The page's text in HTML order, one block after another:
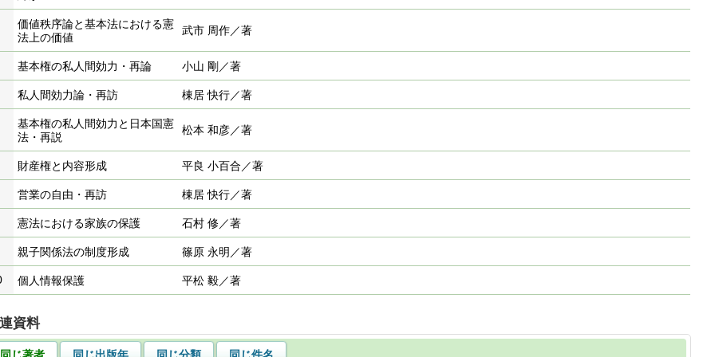
価値秩序論と基本法における憲
法上の価値
武市 周作／著
基本権の私人間効力・再論 小山 剛／著
私人間効力論・再訪 棟居 快行／著
基本権の私人間効力と日本国憲
法・再説
松本 和彦／著
財産権と内容形成 平良 小百合／著
営業の自由・再訪 棟居 快行／著
憲法における家族の保護 石村 修／著
親子関係法の制度形成 篠原 永明／著
個人情報保護 平松 毅／著
資料